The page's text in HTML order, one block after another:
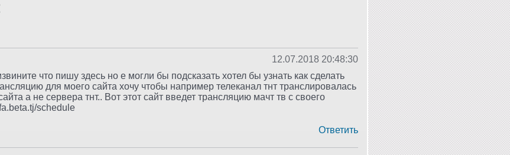
12.07.2018 20:48:30
что пишу здесь но е могли бы подсказать хотел бы узнать как сделать
для моего сайта хочу чтобы например телеканал тнт транслировалась
а не сервера тнт.. Вот этот сайт введет трансляцию мачт тв с своего
schedule
Ответить